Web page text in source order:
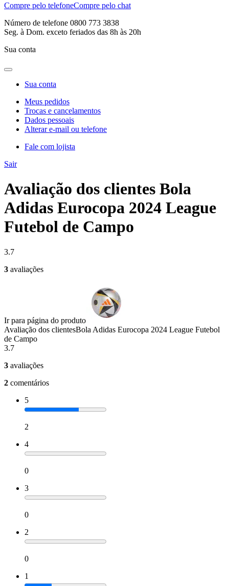
Compre pelo telefoneCompre pelo chat
Número de telefone 0800 773 3838
Seg. à Dom. exceto feriados das 8h às 20h
Sua conta
Sua conta
Meus pedidos
Trocas e cancelamentos
Dados pessoais
Alterar e-mail ou telefone
Fale com lojista
Sair
Avaliação dos clientes Bola
Adidas Eurocopa 2024 League
Futebol de Campo
3.7
3 avaliações
Ir para página do produto
Avaliação dos clientesBola Adidas Eurocopa 2024 League Futebol
de Campo
3.7
3 avaliações
2 comentários
5
2
4
0
3
0
2
0
1